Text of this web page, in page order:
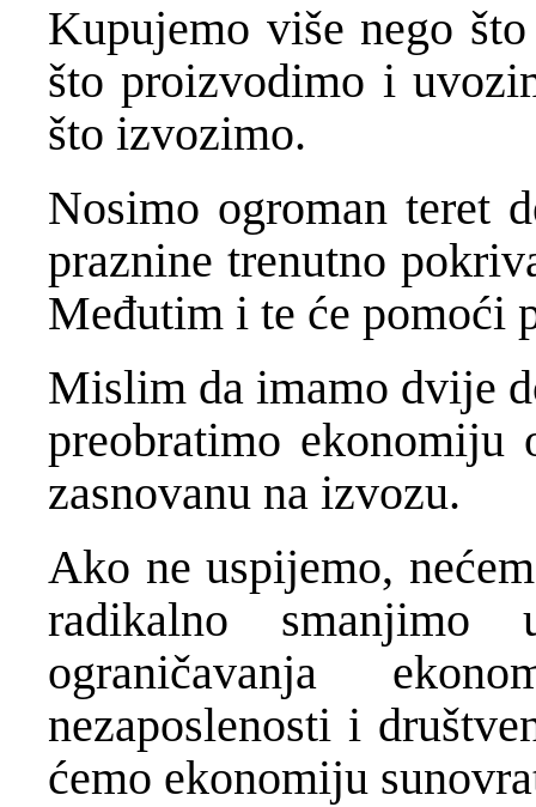
Kupujemo više nego
što proizvodimo i
što izvozimo.
Nosimo ogroman teret
praznine trenutno
Međutim i te će pomoći
Mislim da imamo dvije
preobratimo
zasnovanu na izvozu.
Ako ne uspijemo,
radikalno
ograničavanja
nezaposlenosti i
ćemo ekonomiju